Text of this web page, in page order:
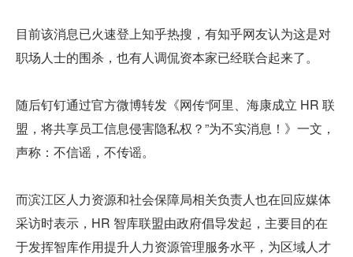
目前该消息已火速登上知乎热搜，有知乎网友认为这是对
职场人士的围杀，也有人调侃资本家已经联合起来了。
随后钉钉通过官方微博转发《网传“阿里、海康成立 HR 联
盟，将共享员工信息侵害隐私权？”为不实消息！》一文，
声称：不信谣，不传谣。
而滨江区人力资源和社会保障局相关负责人也在回应媒体
采访时表示，HR 智库联盟由政府倡导发起，主要目的在
于发挥智库作用提升人力资源管理服务水平，为区域人才